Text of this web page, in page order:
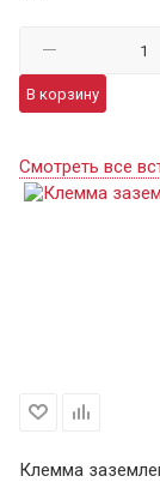
В корзину
Смотреть все
Клемма